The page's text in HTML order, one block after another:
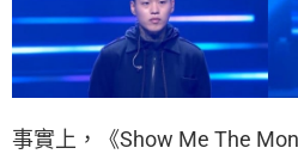
事實上，《Show Me The